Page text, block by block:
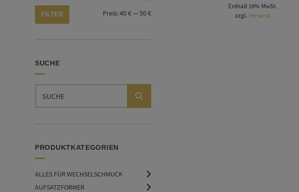
Enthält 19% MwSt.
zzgl. Versand
Min.
Max.
FILTER Preis:40 €—50 €
SUCHE
nach:
PRODUKTKATEGORIEN
ALLES FÜR WECHSELSCHMUCK
AUFSATZFORMER